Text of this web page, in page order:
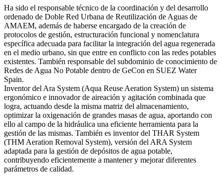
Ha sido el responsable técnico de la coordinación y del desarrollo
ordenado de Doble Red Urbana de Reutilización de Aguas de
AMAEM, además de haberse encargado de la creación de
protocolos de gestión, estructuración funcional y nomenclatura
específica adecuada para facilitar la integración del agua regenerada
en el medio urbano, sin que entre en conflicto con las redes potables
existentes. También responsable del subdominio de conocimiento de
Redes de Agua No Potable dentro de GeCon en SUEZ Water
Spain.
Inventor del Ara System (Aqua Reuse Aeration System) un sistema
ergonómico e innovador de aireación y agitación combinada que
logra, actuando desde la misma matriz del almacenamiento,
optimizar la oxigenación de grandes masas de agua, aportando con
ello al campo de la hidráulica una eficiente herramienta para la
gestión de las mismas. También es inventor del THAR System
(THM Aeration Removal System), versión del ARA System
adaptada para la gestión de depósitos de agua potable,
contribuyendo eficientemente a mantener y mejorar diferentes
parámetros de calidad.